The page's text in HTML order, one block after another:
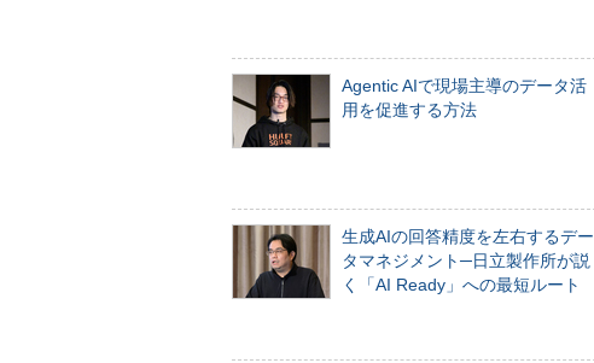
Agentic AIで現場主導のデータ活
用を促進する方法
生成AIの回答精度を左右するデー
タマネジメント─日立製作所が説
く「AI Ready」への最短ルート